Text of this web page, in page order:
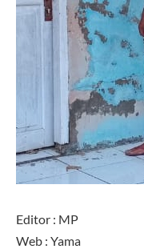
Editor : MP
Web : Yama